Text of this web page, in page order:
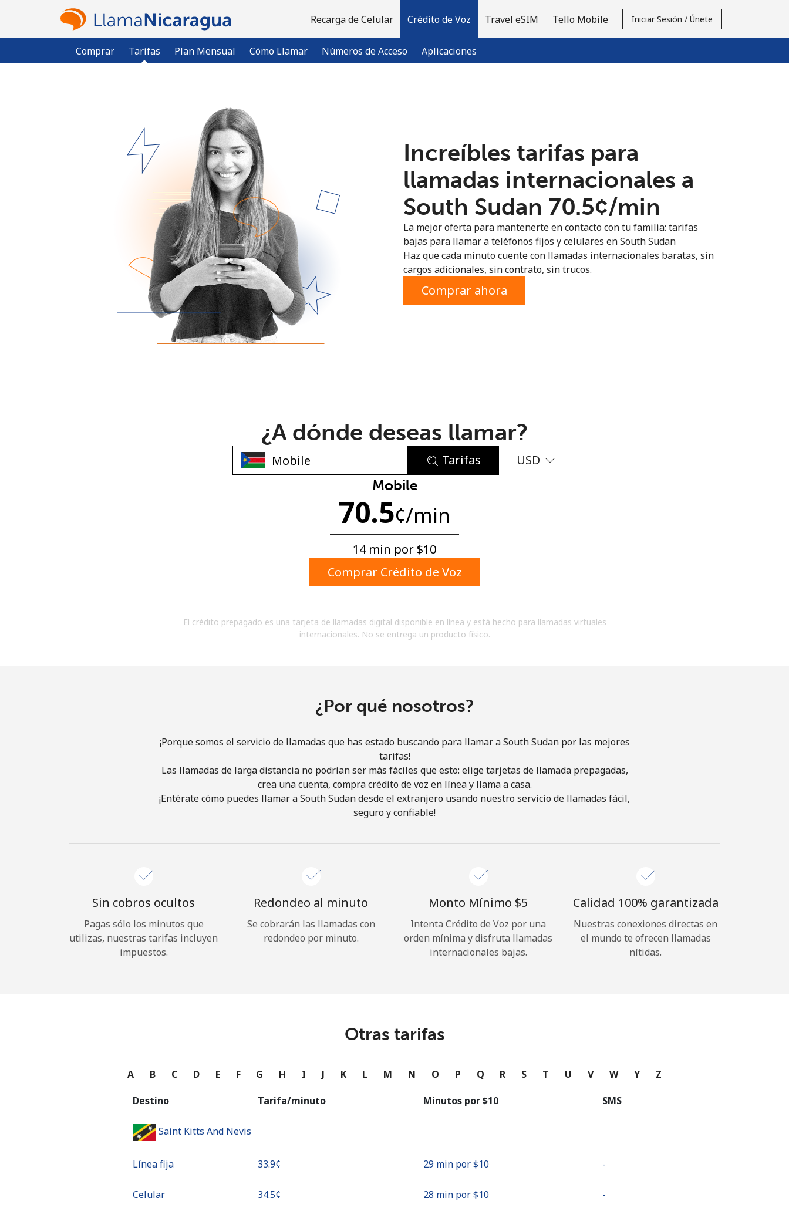
Recarga de Celular Crédito de Voz
Comprar Tarifas Plan Mensual Cómo Llamar Números de Acceso Aplicaciones
Travel eSIM Tello Mobile Iniciar Sesión / Únete
¿Ya tienes una cuenta? Inicia sesión →
Regístrate con
No se ha creado una contraseña
Mínimo 8 caracteres
Una letra mayúscula y una minúscula
Un caracter especial
acuerdo con estos
Términos y condiciones.
Únete
¡Hola!
Continuar con
Increíbles tarifas para
llamadas internacionales a
South Sudan ⁦70.5¢⁩/min
La mejor oferta para mantenerte en contacto con tu familia: tarifas
bajas para llamar a teléfonos fijos y celulares en South Sudan
Haz que cada minuto cuente con llamadas internacionales baratas, sin
cargos adicionales, sin contrato, sin trucos.
Comprar ahora
¿A dónde deseas llamar?
Tarifas USD
Mobile
70.5¢/min
14 min por ⁦$10⁩
Comprar Crédito de Voz
El crédito prepagado es una tarjeta de llamadas digital disponible en línea y está hecho para llamadas virtuales
internacionales. No se entrega un producto físico.
¿Por qué nosotros?
¡Porque somos el servicio de llamadas que has estado buscando para llamar a South Sudan por las mejores
tarifas!
Las llamadas de larga distancia no podrían ser más fáciles que esto: elige tarjetas de llamada prepagadas,
crea una cuenta, compra crédito de voz en línea y llama a casa.
¡Entérate cómo puedes llamar a South Sudan desde el extranjero usando nuestro servicio de llamadas fácil,
seguro y confiable!
Sin cobros ocultos
Pagas sólo los minutos que
utilizas, nuestras tarifas incluyen
impuestos.
Redondeo al minuto
Se cobrarán las llamadas con
redondeo por minuto.
Monto Mínimo ⁦$5⁩
Intenta Crédito de Voz por una
orden mínima y disfruta llamadas
internacionales bajas.
Calidad 100% garantizada
Nuestras conexiones directas en
el mundo te ofrecen llamadas
nítidas.
Otras tarifas
A B C D E F G H I J K L M N O P Q R S T U V W Y Z
Destino Tarifa/minuto Minutos por ⁦$10⁩ SMS
Saint Kitts And Nevis
Línea fija ⁦33.9¢⁩ 29 min por ⁦$10⁩ -
Celular ⁦34.5¢⁩ 28 min por ⁦$10⁩ -